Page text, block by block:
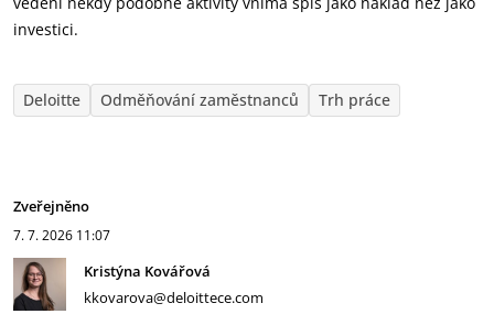
investici.
Deloitte Odměňování zaměstnanců Trh práce
Zveřejněno
7. 7. 2026 11:07
Kristýna Kovářová
kkovarova@deloittece.com